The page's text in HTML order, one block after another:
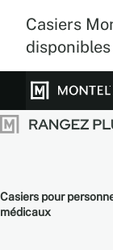
Casiers
Systèmes de
À propos
Casiers pour
médicaux